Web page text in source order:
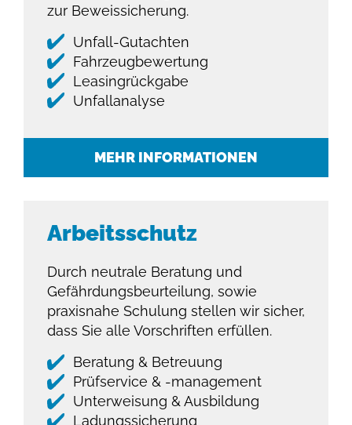
zur Beweis­sicherung.
Unfall-Gutachten
Fahrzeugbewertung
Leasingrückgabe
Unfallanalyse
MEHR INFORMATIONEN
Arbeitsschutz
Durch neutrale Beratung und
Gefährdungs­beurteilung, sowie
praxisnahe Schulung stellen wir sicher,
dass Sie alle Vorschriften erfüllen.
Beratung & Betreuung
Prüfservice & -management
Unterweisung & Ausbildung
Ladungssicherung